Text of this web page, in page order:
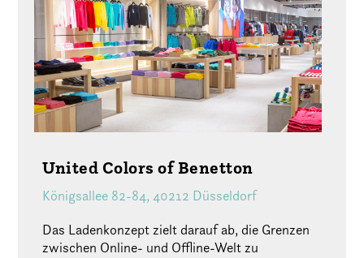
United Colors of Benetton
Königsallee 82-84, 40212 Düsseldorf
Das Ladenkonzept zielt darauf ab, die Grenzen
zwischen Online- und Offline-Welt zu